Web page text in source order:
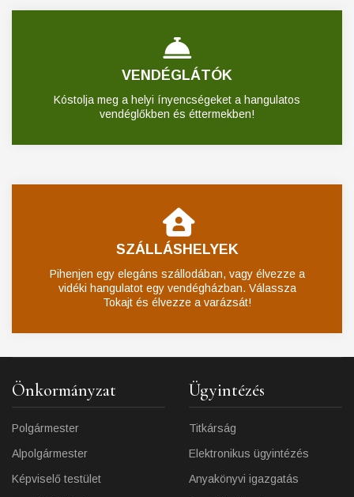
VENDÉGLÁTÓK
Kóstolja meg a helyi ínyencségeket a hangulatos
vendéglőkben és éttermekben!
SZÁLLÁSHELYEK
Pihenjen egy elegáns szállodában, vagy élvezze a
vidéki hangulatot egy vendégházban. Válassza
Tokajt és élvezze a varázsát!
Önkormányzat
Polgármester
Alpolgármester
Képviselő testület
Ügyintézés
Titkárság
Elektronikus ügyintézés
Anyakönyvi igazgatás